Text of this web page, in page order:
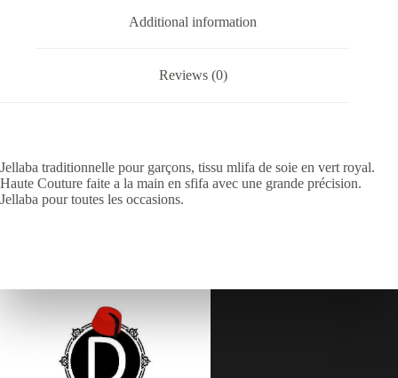
Additional information
Reviews (0)
Jellaba traditionnelle pour garçons, tissu mlifa de soie en vert royal.
Haute Couture faite a la main en sfifa avec une grande précision.
Jellaba pour toutes les occasions.